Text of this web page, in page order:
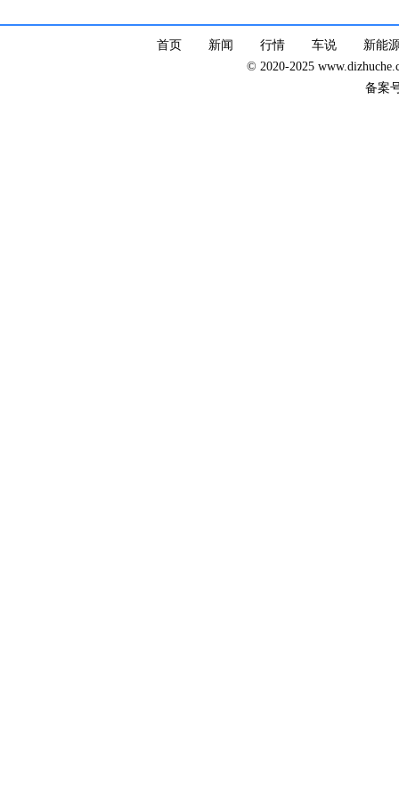
首页 新闻 行情 车说
新能
© 2020-2025
备案